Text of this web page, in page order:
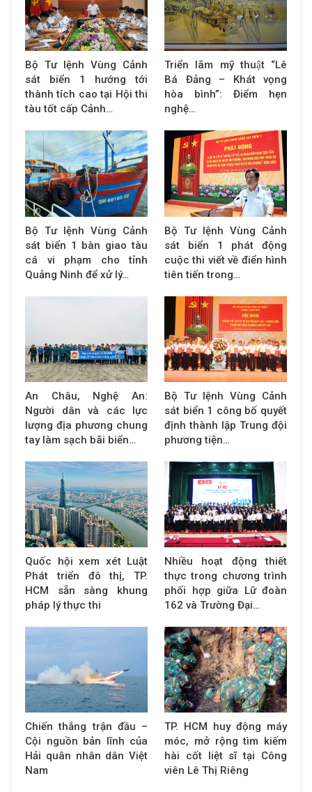
Bộ Tư lệnh Vùng Cảnh
sát biển 1 hướng tới
thành tích cao tại Hội thi
tàu tốt cấp Cảnh…
Triển lãm mỹ thuật “Lê
Bá Đảng – Khát vọng
hòa bình”: Điểm hẹn
nghệ…
Bộ Tư lệnh Vùng Cảnh
sát biển 1 bàn giao tàu
cá vi phạm cho tỉnh
Quảng Ninh để xử lý…
Bộ Tư lệnh Vùng Cảnh
sát biển 1 phát động
cuộc thi viết về điển hình
tiên tiến trong…
An Châu, Nghệ An:
Người dân và các lực
lượng địa phương chung
tay làm sạch bãi biển…
Bộ Tư lệnh Vùng Cảnh
sát biển 1 công bố quyết
định thành lập Trung đội
phương tiện…
Quốc hội xem xét Luật
Phát triển đô thị, TP.
HCM sẵn sàng khung
pháp lý thực thi
Nhiều hoạt động thiết
thực trong chương trình
phối hợp giữa Lữ đoàn
162 và Trường Đại…
Chiến thắng trận đầu –
Cội nguồn bản lĩnh của
Hải quân nhân dân Việt
Nam
TP. HCM huy động máy
móc, mở rộng tìm kiếm
hài cốt liệt sĩ tại Công
viên Lê Thị Riêng